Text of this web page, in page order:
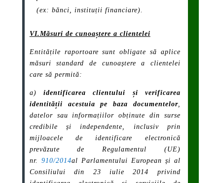
(ex: bănci, instituții financiare).
VI.Măsuri de cunoaștere a clientelei
Entitățile raportoare sunt obligate să aplice
măsuri standard de cunoaștere a clientelei
care să permită:
a)identificarea clientului și verificarea
identității acestuia pe baza documentelor,
datelor sau informațiilor obținute din surse
credibile și independente, inclusiv prin
mijloacele de identificare electronică
prevăzute de Regulamentul (UE)
nr. 910/2014al Parlamentului European și al
Consiliului din 23 iulie 2014 privind